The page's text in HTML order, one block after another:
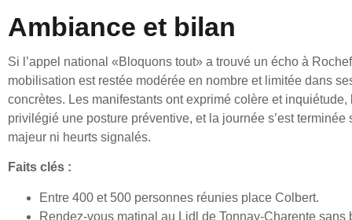
Ambiance et bilan
Si l’appel national «Bloquons tout» a trouvé un écho à
mobilisation est restée modérée en nombre et limitée dans
concrètes. Les manifestants ont exprimé colère et inquiétude,
privilégié une posture préventive, et la journée s’est terminée
majeur ni heurts signalés.
Faits clés :
Entre 400 et 500 personnes réunies place Colbert.
Rendez-vous matinal au Lidl de Tonnay-Charente sans